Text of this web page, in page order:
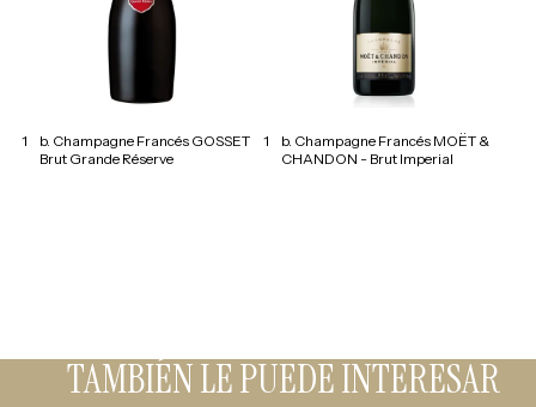
1
b. Champagne Francés GOSSET
Brut Grande Réserve
1
b. Champagne Francés MOËT &
CHANDON - Brut Imperial
TAMBIÉN LE PUEDE INTERESAR